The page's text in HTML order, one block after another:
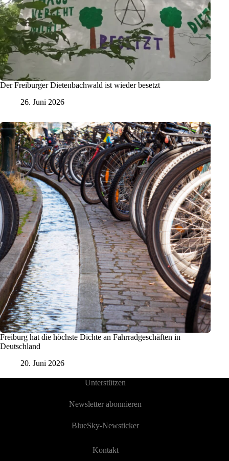
Der Freiburger Dietenbachwald ist wieder besetzt
26. Juni 2026
Freiburg hat die höchste Dichte an Fahrradgeschäften in
Deutschland
20. Juni 2026
Unterstützen
Newsletter abonnieren
BlueSky-Newsticker
Kontakt